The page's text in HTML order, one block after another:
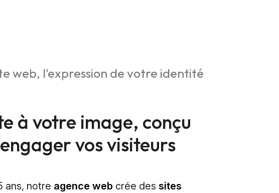
web, l'expression de votre identité
à votre image, conçu
vos visiteurs
ans, notre agence web crée des sites